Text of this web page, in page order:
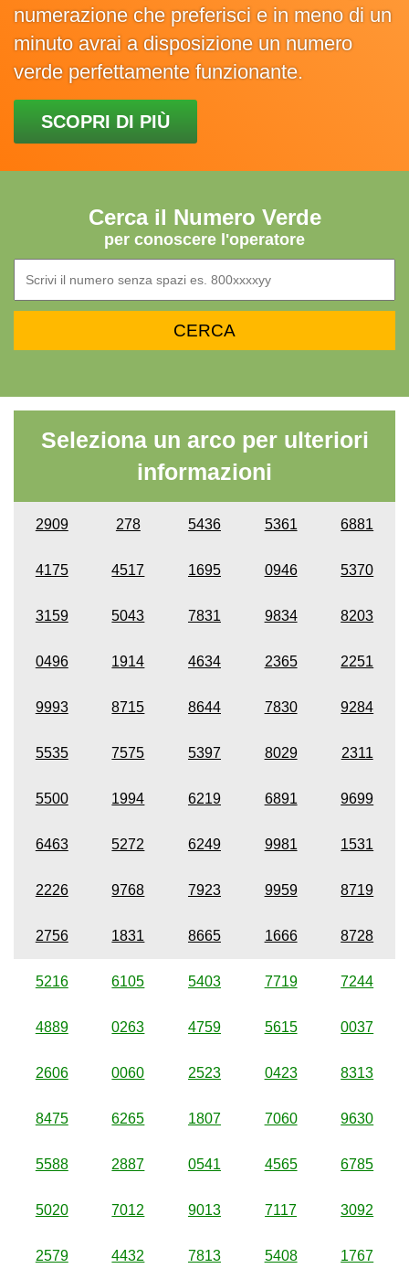
numerazione che preferisci e in meno di un
minuto avrai a disposizione un numero
verde perfettamente funzionante.
SCOPRI DI PIÙ
Cerca il Numero Verde
per conoscere l'operatore
Seleziona un arco per ulteriori
informazioni
2909 278 5436 5361 6881
4175 4517 1695 0946 5370
3159 5043 7831 9834 8203
0496 1914 4634 2365 2251
9993 8715 8644 7830 9284
5535 7575 5397 8029 2311
5500 1994 6219 6891 9699
6463 5272 6249 9981 1531
2226 9768 7923 9959 8719
2756 1831 8665 1666 8728
5216 6105 5403 7719 7244
4889 0263 4759 5615 0037
2606 0060 2523 0423 8313
8475 6265 1807 7060 9630
5588 2887 0541 4565 6785
5020 7012 9013 7117 3092
2579 4432 7813 5408 1767